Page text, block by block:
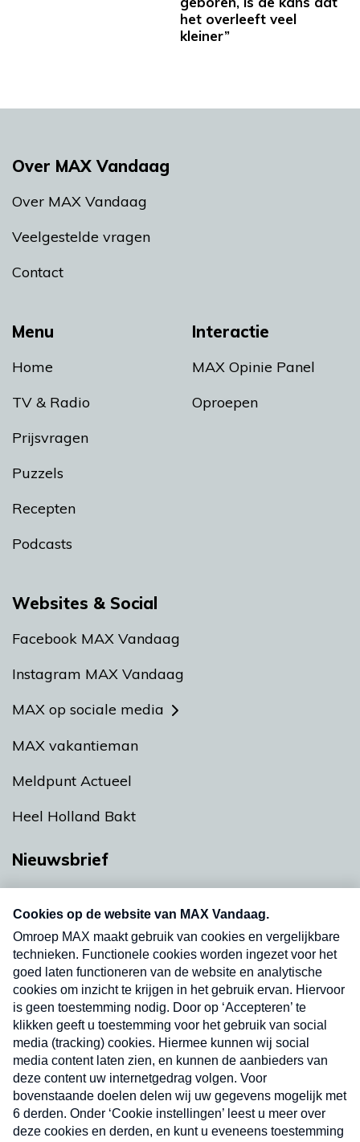
het overleeft veel
kleiner”
Menu
Home
TV & Radio
Prijsvragen
Puzzels
Recepten
Podcasts
Interactie
MAX Opinie Panel
Oproepen
Over MAX Vandaag
Over MAX Vandaag
Veelgestelde vragen
Contact
Websites & Social
Facebook MAX Vandaag
Instagram MAX Vandaag
MAX op sociale media
MAX vakantieman
Meldpunt Actueel
Heel Holland Bakt
Nieuwsbrief
nieuwsbrief. Elke vrijdag- en dinsdagochtend in
uw mailbox.
Verzend
Nieuwsbrief